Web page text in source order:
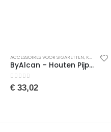
,SIGARETTENDOOSJES,TAFELACCESSOIRES
ACCESSOIRES VOOR SIGARETTEN, KOKEN & TAFELEN
ByAlcan – Houten Pijp – Acryl Body – Dunne Fopspeen – Met Metalen Kamer – Geel Houten Patroon – Pijp Roken – Met Actief Filter – 13 cm – 125 gr
0van de 5
€ 33,02